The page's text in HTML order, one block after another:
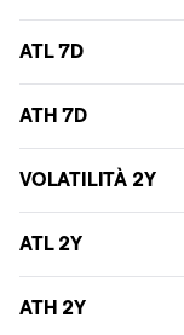
ATL 7D
ATH 7D
VOLATILITÀ 2Y
ATL 2Y
ATH 2Y